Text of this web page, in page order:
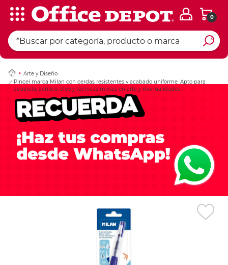
0
Arte y Diseño
Pincel marca Milan con cerdas resistentes y acabado uniforme. Apto para
acuarela, acrílico, óleo y técnicas mixtas en arte y manualidades.
Ingresar Codigo